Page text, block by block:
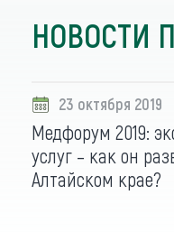
НОВОСТИ
23 октября 2019
Медфорум 2019:
услуг – как он
Алтайском крае?